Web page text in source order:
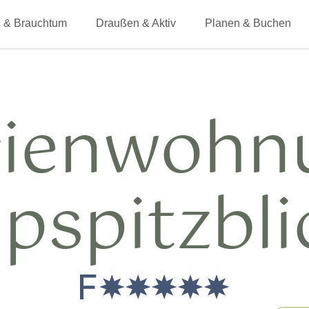
& Brauchtum Draußen & Aktiv Planen & Buchen